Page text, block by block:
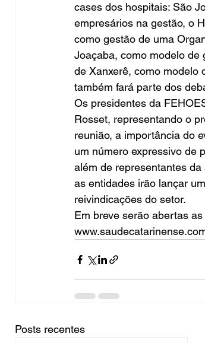
cases dos hospitais: São
empresários na gestão, o
como gestão de uma
Joaçaba, como modelo de
de Xanxerê, como modelo
também fará parte dos
Os presidentes da
Rosset, representando o
reunião, a importância do
um número expressivo de
além de representantes
as entidades irão lançar
reivindicações do setor.
Em breve serão abertas
Posts recentes